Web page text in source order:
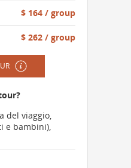
$ 164 / group
$ 262 / group
del viaggio,
e bambini),